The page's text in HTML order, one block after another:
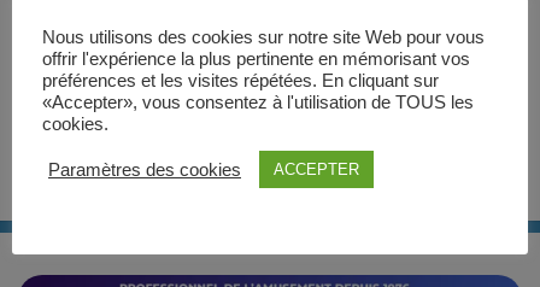
Site web
Nous utilisons des cookies sur notre site Web pour vous
offrir l'expérience la plus pertinente en mémorisant vos
préférences et les visites répétées. En cliquant sur
«Accepter», vous consentez à l'utilisation de TOUS les
cookies.
Paramètres des cookies ACCEPTER